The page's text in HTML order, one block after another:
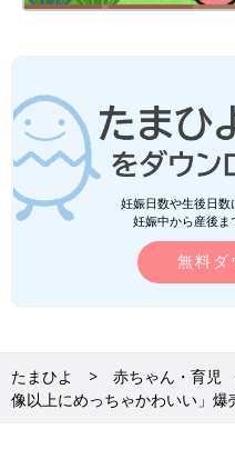
妊娠日数や生後日
妊娠中から産後ま
無料ダ
たまひよ 赤ちゃん・育児
像以上にめっちゃかわいい」